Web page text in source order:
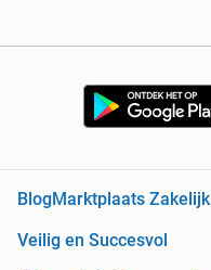
Blog Marktplaats Zakelijk
Veilig en Succesvol